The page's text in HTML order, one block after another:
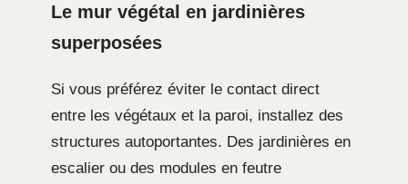
Le mur végétal en jardinières
superposées
Si vous préférez éviter le contact direct
entre les végétaux et la paroi, installez des
structures autoportantes. Des jardinières en
escalier ou des modules en feutre